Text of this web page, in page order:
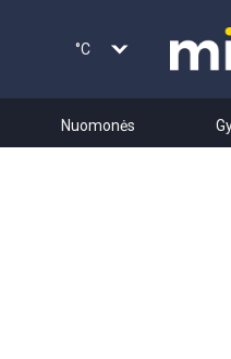
°C
Nuomonės